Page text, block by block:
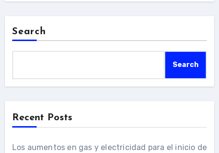
Search
Search
Recent Posts
Los aumentos en gas y electricidad para el inicio de